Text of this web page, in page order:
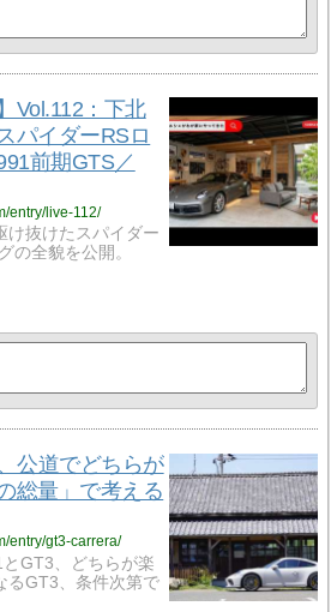
Vol.112：下北
パイダーRSロ
前期GTS／
entry/live-112/
け抜けたスパイダー
の全貌を公開。
公道でどちらが
総量」で考える
entry/gt3-carrera/
GT3、どちらが楽
るGT3、条件次第で